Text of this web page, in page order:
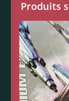
Produits